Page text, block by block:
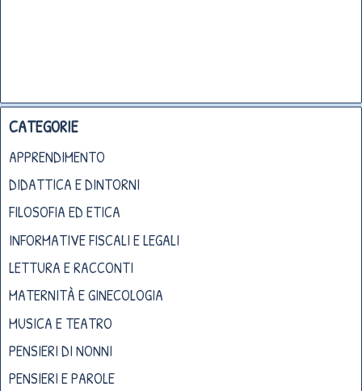
CATEGORIE
APPRENDIMENTO
DIDATTICA E DINTORNI
FILOSOFIA ED ETICA
INFORMATIVE FISCALI E LEGALI
LETTURA E RACCONTI
MATERNITÀ E GINECOLOGIA
MUSICA E TEATRO
PENSIERI DI NONNI
PENSIERI E PAROLE